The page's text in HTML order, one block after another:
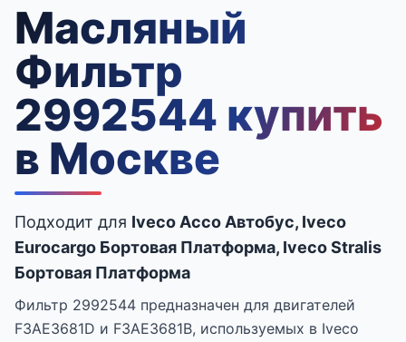
Масляный
Фильтр
2992544 купить
в Москве
Подходит для Iveco Acco Aвтобус, Iveco
Eurocargo Бортовая Платформа, Iveco Stralis
Бортовая Платформа
Фильтр 2992544 предназначен для двигателей
F3AE3681D и F3AE3681B, используемых в Iveco